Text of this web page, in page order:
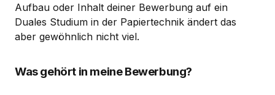
Aufbau oder Inhalt deiner Bewerbung auf ein
Duales Studium in der Papiertechnik ändert das
aber gewöhnlich nicht viel.
Was gehört in meine Bewerbung?